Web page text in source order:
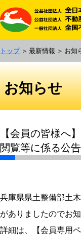
トップ 最新情報 お知
お知らせ
【会員の皆様へ
閲覧等に係る公
兵庫県県土整備部土
がありましたのでお
詳細は、【会員専用ペ